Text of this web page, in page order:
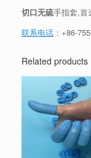
切口无硫手指套,首
联系电话 ： +86-
Related products